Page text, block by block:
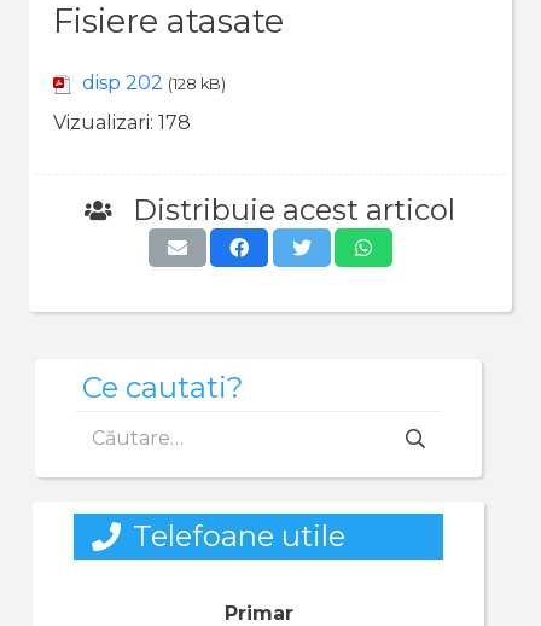
Fisiere atasate
disp 202 (128 kB)
Vizualizari: 178
Distribuie acest articol
Ce cautati?
după:
Telefoane utile
Primar